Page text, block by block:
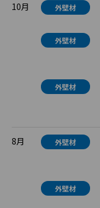
10月 外壁材
外壁材
外壁材
8月 外壁材
外壁材